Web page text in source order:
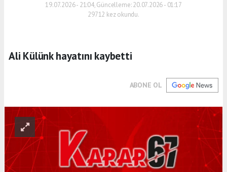
19.07.2026 - 21:04, Güncelleme: 20.07.2026 - 01:17
29712 kez okundu.
Ali Külünk hayatını kaybetti
ABONE OL